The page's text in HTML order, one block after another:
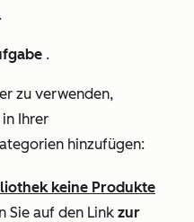
.
.
zu verwenden,
Ihrer
hinzufügen:
keine Produkte
Sie auf den Link zur